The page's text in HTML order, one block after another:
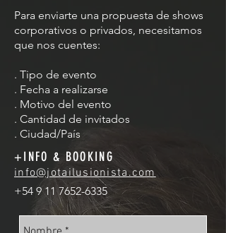
Para enviarte una propuesta de shows
corporativos o privados, necesitamos
que nos cuentes:
. Tipo de evento
. Fecha a realizarse
. Motivo del evento
. Cantidad de invitados
. Ciudad/País
+INFO & BOOKING
info@jotailusionista.com
+54 9 11 7652-6335